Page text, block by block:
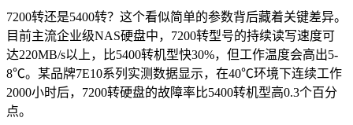
7200转还是5400转？这个看似简单的参数背后藏着关键差异。
目前主流企业级NAS硬盘中，7200转型号的持续读写速度可
达220MB/s以上，比5400转机型快30%，但工作温度会高出5-
8℃。某品牌7E10系列实测数据显示，在40℃环境下连续工作
2000小时后，7200转硬盘的故障率比5400转机型高0.3个百分
点。